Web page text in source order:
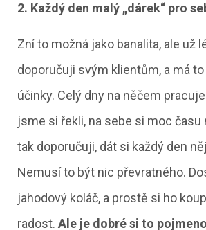
2. Každý den malý „dárek“ pro
Zní to možná jako banalita, ale už
doporučuji svým klientům, a má
účinky. Celý dny na něčem
jsme si řekli, na sebe si moc času
tak doporučuji, dát si každý den
Nemusí to být nic převratného.
jahodový koláč, a prostě si ho
radost. Ale je dobré si to